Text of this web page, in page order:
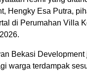
Hengky Esa Putra,
di Perumahan Villa
Bekasi
warga terdampak